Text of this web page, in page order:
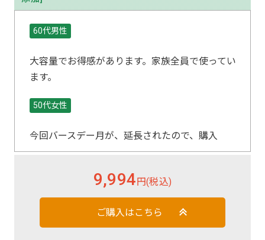
60代男性
大容量でお得感があります。家族全員で使ってい
ます。
50代女性
今回バースデー月が、延長されたので、購入
を決めました。すすぎが、楽なところが、気
替え用を希望します。
9,994円(税込)
ご購入はこちら